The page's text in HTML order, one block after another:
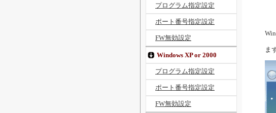
ま
プログラム指定設定
ポート番号指定設定
FW無効設定
Windows XP or 2000
プログラム指定設定
ポート番号指定設定
FW無効設定